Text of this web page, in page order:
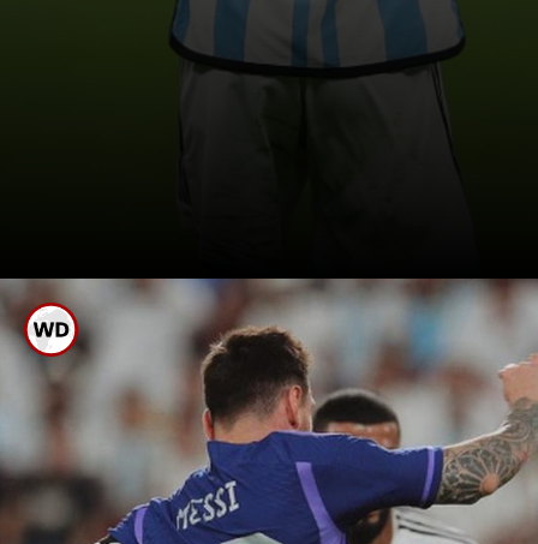
പനാമയ്ക്കെതിരായ
ആദ്യ മത്സരത്തിൽ
അർജൻ്റീന
വിജയിച്ചിരുന്നു